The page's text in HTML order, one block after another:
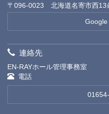
〒096-0023 北海道名寄市西13
連絡先
EN-RAYホール管理事務室
電話